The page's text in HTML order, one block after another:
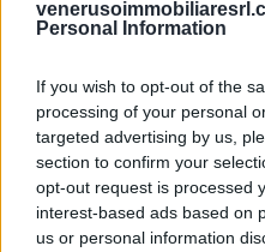
Personal Information
If you wish to opt-out of the
processing of your personal
targeted advertising by us,
section to confirm your
opt-out request is processed
interest-based ads based on
us or personal information
con finiture di alta qualità ed è
allarme, aria condizionata,
Anno
1960
Disponibilità
Libero al rogito
Camere
Servizi